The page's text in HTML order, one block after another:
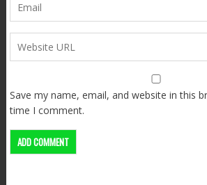
Save my name, email, and website in this
time I comment.